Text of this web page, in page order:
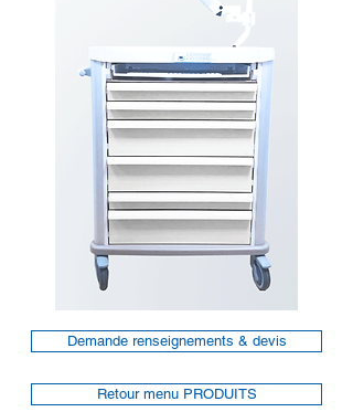
Demande renseignements & devis
Retour menu PRODUITS